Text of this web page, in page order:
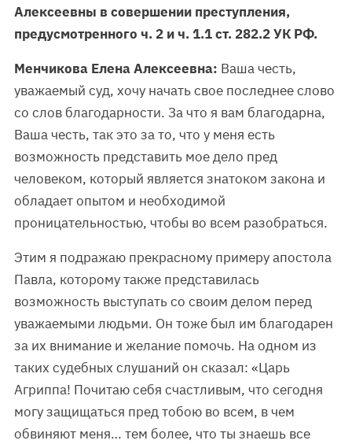
Алексеевны в совершении преступления,
предусмотренного ч. 2 и ч. 1.1 ст. 282.2 УК РФ.
Менчикова Елена Алексеевна: Ваша честь,
уважаемый суд, хочу начать свое последнее слово
со слов благодарности. За что я вам благодарна,
Ваша честь, так это за то, что у меня есть
возможность представить мое дело пред
человеком, который является знатоком закона и
обладает опытом и необходимой
проницательностью, чтобы во всем разобраться.
Этим я подражаю прекрасному примеру апостола
Павла, которому также представилась
возможность выступать со своим делом перед
уважаемыми людьми. Он тоже был им благодарен
за их внимание и желание помочь. На одном из
таких судебных слушаний он сказал: «Царь
Агриппа! Почитаю себя счастливым, что сегодня
могу защищаться пред тобою во всем, в чем
обвиняют меня… тем более, что ты знаешь все